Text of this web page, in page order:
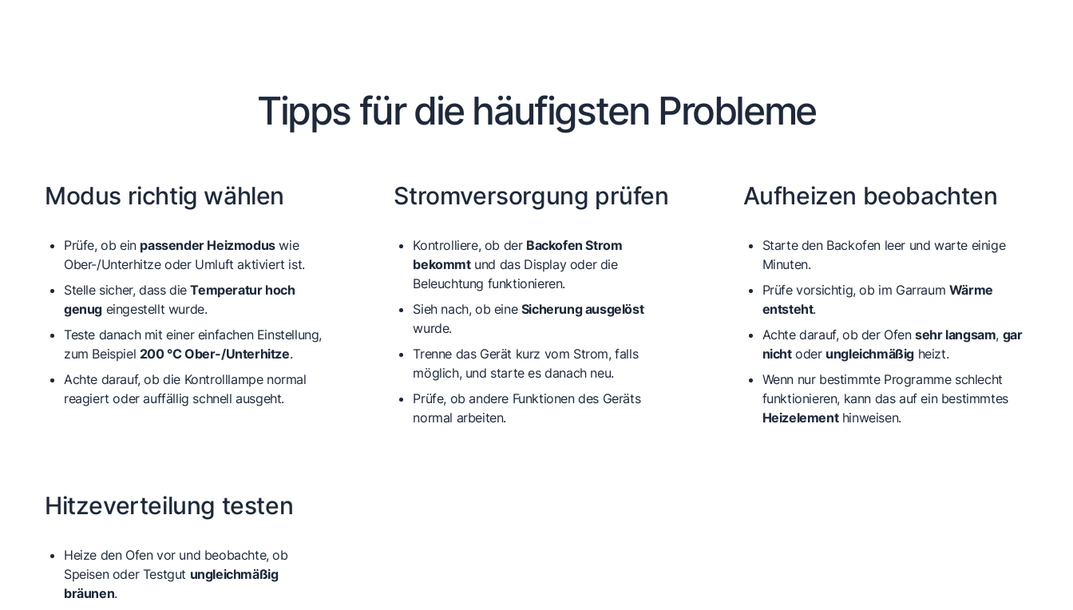
Tipps für die häufigsten Probleme
Modus richtig wählen
Prüfe, ob ein passender Heizmoduswie
Ober-/Unterhitze oder Umluft aktiviert ist.
Stelle sicher, dass dieTemperatur hoch
genug eingestellt wurde.
Teste danach mit einer einfachen Einstellung,
zum Beispiel 200 °C Ober-/Unterhitze.
Achte darauf, ob die Kontrolllampe normal
reagiert oder auffällig schnell ausgeht.
Stromversorgung prüfen
Kontrolliere, ob der Backofen Strom
bekommtund das Display oder die
Beleuchtung funktionieren.
Sieh nach, ob eine Sicherung ausgelöst
wurde.
Trenne das Gerät kurz vom Strom, falls
möglich, und starte es danach neu.
Prüfe, ob andere Funktionen des Geräts
normal arbeiten.
Aufheizen beobachten
Starte den Backofen leer und warte einige
Minuten.
Prüfe vorsichtig, ob im Garraum Wärme
entsteht.
Achte darauf, ob der Ofensehr langsam, gar
nichtoder ungleichmäßig heizt.
Wenn nur bestimmte Programme schlecht
funktionieren, kann das auf ein bestimmtes
Heizelementhinweisen.
Hitzeverteilung testen
Heize den Ofen vor und beobachte, ob
Speisen oder Testgut ungleichmäßig
bräunen.